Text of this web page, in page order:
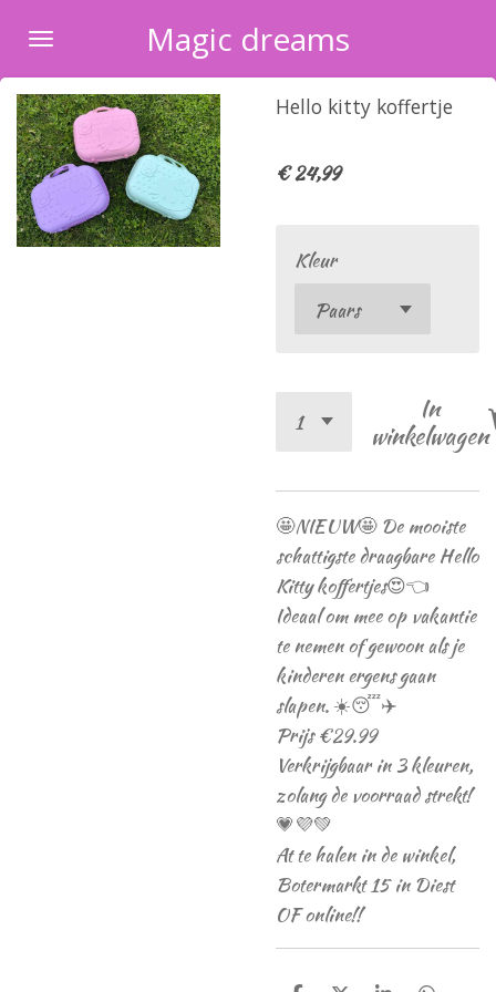
naar
de
hoofdinhoud
Magic dreams
Hello kitty koffertje
€ 24,99
Kleur
In
winkelwagen
🤩NIEUW🤩 De mooiste
schattigste draagbare Hello
Kitty koffertjes😍👈
Ideaal om mee op vakantie
te nemen of gewoon als je
kinderen ergens gaan
slapen. ☀️😴✈️
Prijs €29.99
Verkrijgbaar in 3 kleuren,
zolang de voorraad strekt!
💗💜💚
At te halen in de winkel,
Botermarkt 15 in Diest
OF online!!